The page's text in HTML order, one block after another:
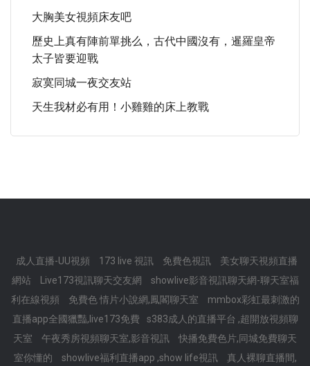
大胸美女視頻床友吧
歷史上真有陣前單挑么，古代中國沒有，暹羅皇帝
太子皆要迎戰
寂寞同城一夜交友站
天生我材必有用！小雞雞的床上教戰
成人直播-UU視頻 173 live 視訊 免費色視訊
美女聊天視頻直播
網站
Live173視訊聊天交友網
showlive影音視訊聊天網-聊天室福
利在線視頻
免費色 情片小說網,鳳閣聊天室
mmbox彩虹最刺激的
直播app全國獵豔,live173免費
s383成人的直播平台 ,超開放視頻聊
天室
午夜秀房視頻聊天室,影音視訊
快播免費色片,同城免費聊天
室你懂的
showlive福利直播app ,show life視訊
真人裸聊直播間,